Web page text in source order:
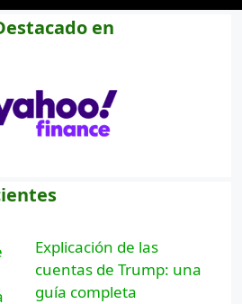
en
Explicación de las
cuentas de Trump: una
guía completa